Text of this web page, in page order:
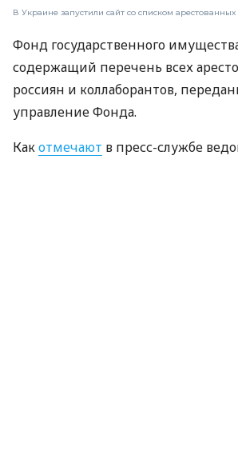
В Украине запустили сайт со списком арестованных
Фонд государственного
содержащий перечень всех
россиян и коллаборантов,
управление Фонда.
Какотмечают в пресс-службе